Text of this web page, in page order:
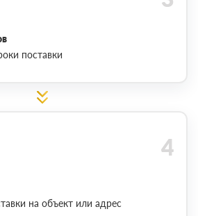
поставки
на объект или адрес